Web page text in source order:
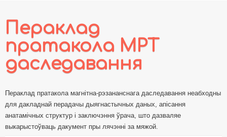
Пераклад
пратакола МРТ
даследавання
Пераклад пратакола магнітна-рэзананснага даследавання неабходны
для дакладнай перадачы дыягнастычных даных, апісання
анатамічных структур і заключэння ўрача, што дазваляе
выкарыстоўваць дакумент пры лячэнні за мяжой.